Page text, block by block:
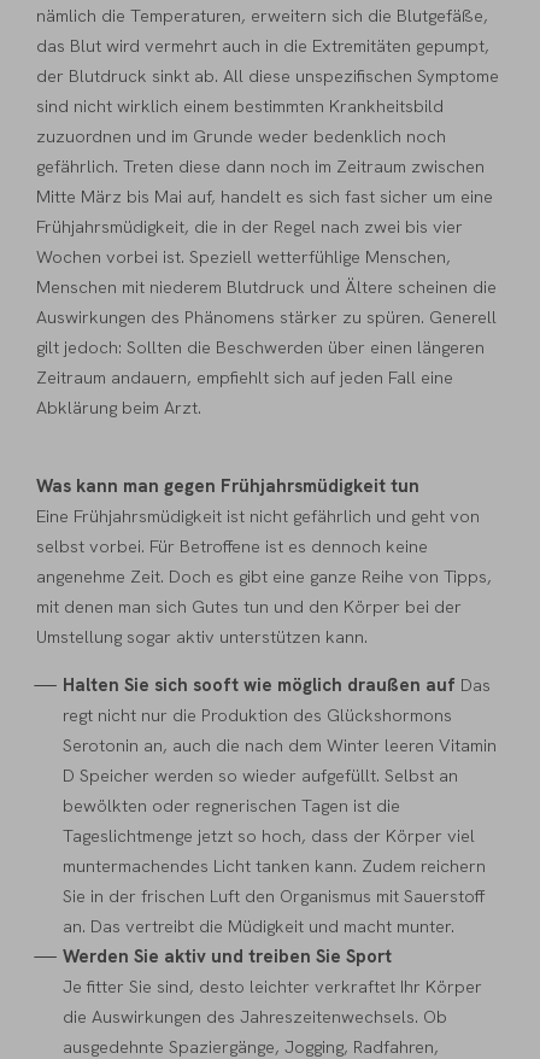
nämlich die Temperaturen, erweitern sich die Blutgefäße,
das Blut wird vermehrt auch in die Extremitäten gepumpt,
der Blutdruck sinkt ab. All diese unspezifischen Symptome
sind nicht wirklich einem bestimmten Krankheitsbild
zuzuordnen und im Grunde weder bedenklich noch
gefährlich. Treten diese dann noch im Zeitraum zwischen
Mitte März bis Mai auf, handelt es sich fast sicher um eine
Frühjahrsmüdigkeit, die in der Regel nach zwei bis vier
Wochen vorbei ist. Speziell wetterfühlige Menschen,
Menschen mit niederem Blutdruck und Ältere scheinen die
Auswirkungen des Phänomens stärker zu spüren. Generell
gilt jedoch: Sollten die Beschwerden über einen längeren
Zeitraum andauern, empfiehlt sich auf jeden Fall eine
Abklärung beim Arzt.
Was kann man gegen Frühjahrsmüdigkeit tun
Eine Frühjahrsmüdigkeit ist nicht gefährlich und geht von
selbst vorbei. Für Betroffene ist es dennoch keine
angenehme Zeit. Doch es gibt eine ganze Reihe von Tipps,
mit denen man sich Gutes tun und den Körper bei der
Umstellung sogar aktiv unterstützen kann.
Halten Sie sich sooft wie möglich draußen auf Das
regt nicht nur die Produktion des Glückshormons
Serotonin an, auch die nach dem Winter leeren Vitamin
D Speicher werden so wieder aufgefüllt. Selbst an
bewölkten oder regnerischen Tagen ist die
Tageslichtmenge jetzt so hoch, dass der Körper viel
muntermachendes Licht tanken kann. Zudem reichern
Sie in der frischen Luft den Organismus mit Sauerstoff
an. Das vertreibt die Müdigkeit und macht munter.
Werden Sie aktiv und treiben Sie Sport
Je fitter Sie sind, desto leichter verkraftet Ihr Körper
die Auswirkungen des Jahreszeitenwechsels. Ob
ausgedehnte Spaziergänge, Jogging, Radfahren,